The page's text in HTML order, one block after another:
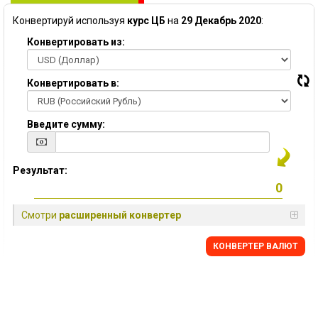
Конвертируй используя курс ЦБ на 29 Декабрь 2020:
Конвертировать из:
Конвертировать в:
Введите сумму:
Результат:
Смотри расширенный конвертер
КОНВЕРТЕР ВАЛЮТ